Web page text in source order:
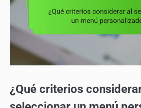
¿Qué criterios